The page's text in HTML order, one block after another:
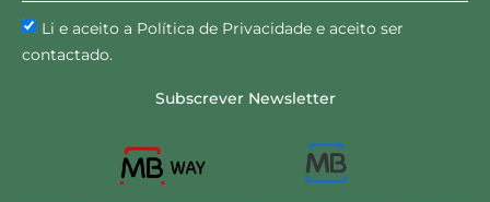
Li e aceito a Política de Privacidade e aceito ser
contactado.
Subscrever Newsletter